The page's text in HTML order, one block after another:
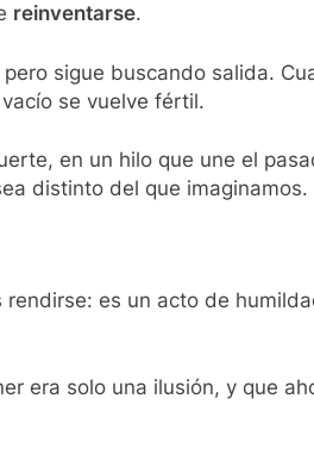
reinventarse.
sigue buscando salida.
se vuelve fértil.
en un hilo que une el
distinto del que imaginamos.
es un acto de
era solo una ilusión, y que